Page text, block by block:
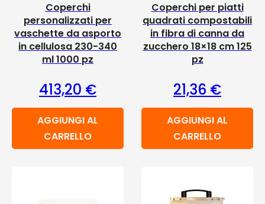
Coperchi
personalizzati per
vaschette da asporto
in cellulosa 230-340
ml 1000 pz
413,20 €
AGGIUNGI AL
CARRELLO
Coperchi per piatti
quadrati compostabili
in fibra di canna da
zucchero 18×18 cm 125
pz
21,36 €
AGGIUNGI AL
CARRELLO